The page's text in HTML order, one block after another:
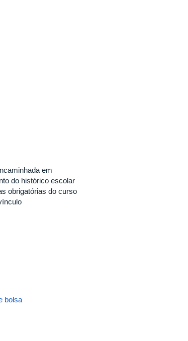
em
do histórico escolar
obrigatórias do curso
bolsa